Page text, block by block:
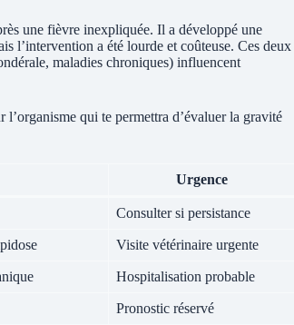
une fièvre inexpliquée. Il a développé une
l’intervention a été lourde et coûteuse. Ces deux
maladies chroniques) influencent
qui te permettra d’évaluer la gravité
Urgence
Consulter si persistance
Visite vétérinaire urgente
Hospitalisation probable
Pronostic réservé